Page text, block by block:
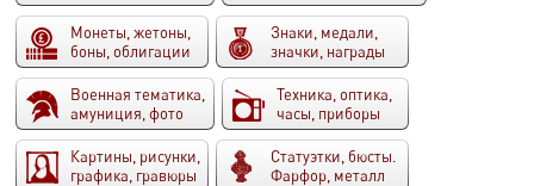
Монеты, жетоны,
боны, облигации
Знаки, медали,
значки, награды
Военная тематика,
амуниция, фото
Техника, оптика,
часы, приборы
Картины, рисунки,
графика, гравюры
Статуэтки, бюсты.
Фарфор, металл